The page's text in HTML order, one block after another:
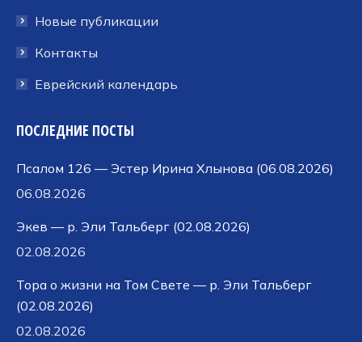
Новые публикации
Контакты
Еврейский календарь
ПОСЛЕДНИЕ ПОСТЫ
Псалом 126 — Эстер Ирина Хлынова (06.08.2026)
06.08.2026
Экев — р. Эли Тальберг (02.08.2026)
02.08.2026
Тора о жизни на Том Свете — р. Эли Тальберг
(02.08.2026)
02.08.2026